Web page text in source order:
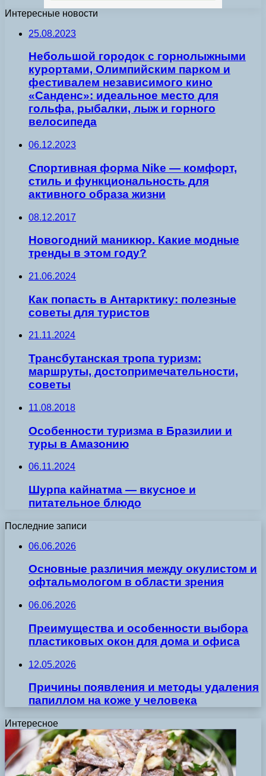
Интересные новости
25.08.2023
Небольшой городок с горнолыжными
курортами, Олимпийским парком и
фестивалем независимого кино
«Санденс»: идеальное место для
гольфа, рыбалки, лыж и горного
велосипеда
06.12.2023
Спортивная форма Nike — комфорт,
стиль и функциональность для
активного образа жизни
08.12.2017
Новогодний маникюр. Какие модные
тренды в этом году?
21.06.2024
Как попасть в Антарктику: полезные
советы для туристов
21.11.2024
Трансбутанская тропа туризм:
маршруты, достопримечательности,
советы
11.08.2018
Особенности туризма в Бразилии и
туры в Амазонию
06.11.2024
Шурпа кайнатма — вкусное и
питательное блюдо
Последние записи
06.06.2026
Основные различия между окулистом и
офтальмологом в области зрения
06.06.2026
Преимущества и особенности выбора
пластиковых окон для дома и офиса
12.05.2026
Причины появления и методы удаления
папиллом на коже у человека
Интересное